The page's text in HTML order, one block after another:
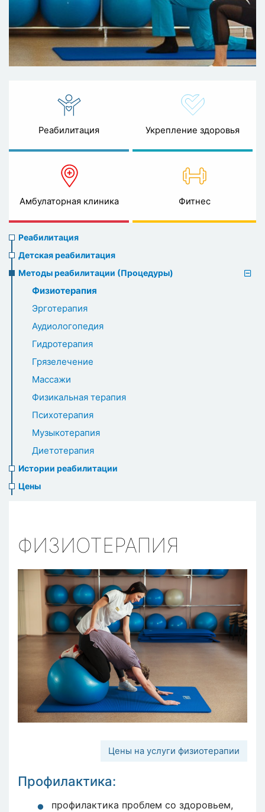
Реабилитация Укрепление здоровья
Амбулаторная клиника Фитнес
Rehabilitation
menu
Реабилитация
Детская реабилитация
Методы реабилитации (Процедуры)
Физиотерапия
Эрготерапия
Аудиологопедия
Гидротерапия
Грязелечение
Массажи
Физикальная терапия
Психотерапия
Музыкотерапия
Диетотерапия
Истории реабилитации
Цены
ФИЗИОТЕРАПИЯ
Цены на услуги физиотерапии
Профилактика:
профилактика проблем со здоровьем,